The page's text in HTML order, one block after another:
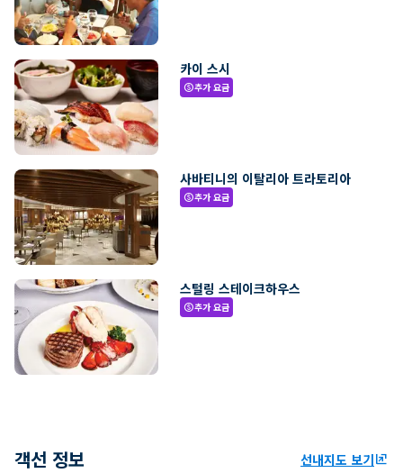
카이 스시
paid추가 요금
사바티니의 이탈리아 트라토리아
paid추가 요금
스털링 스테이크하우스
paid추가 요금
객선 정보 선내지도 보기ungroup